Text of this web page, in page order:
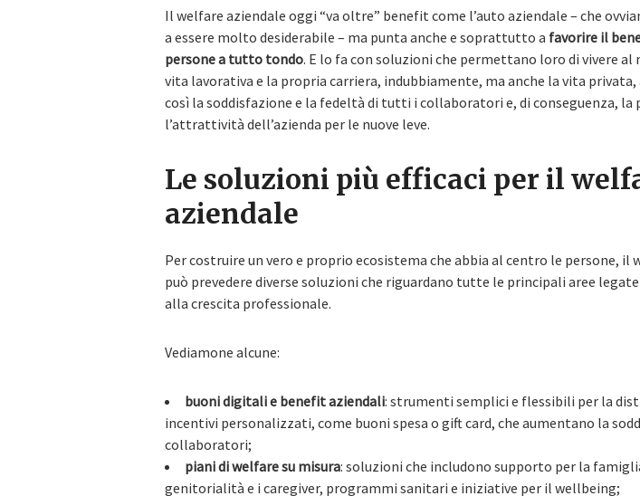
Il welfare aziendale oggi “va oltre” benefit come l’auto aziendale – che
a essere molto desiderabile – ma punta anche e soprattutto a favorire il
persone a tutto tondo. E lo fa con soluzioni che permettano loro di vivere
vita lavorativa e la propria carriera, indubbiamente, ma anche la vita
così la soddisfazione e la fedeltà di tutti i collaboratori e, di conseguenza,
l’attrattività dell’azienda per le nuove leve.
Le soluzioni più efficaci per il
aziendale
Per costruire un vero e proprio ecosistema che abbia al centro le persone, il
può prevedere diverse soluzioni che riguardano tutte le principali aree legate
alla crescita professionale.
Vediamone alcune:
buoni digitali e benefit aziendali: strumenti semplici e flessibili per la
incentivi personalizzati, come buoni spesa o gift card, che aumentano la
collaboratori;
piani di welfare su misura: soluzioni che includono supporto per la
genitorialità e i caregiver, programmi sanitari e iniziative per il wellbeing;